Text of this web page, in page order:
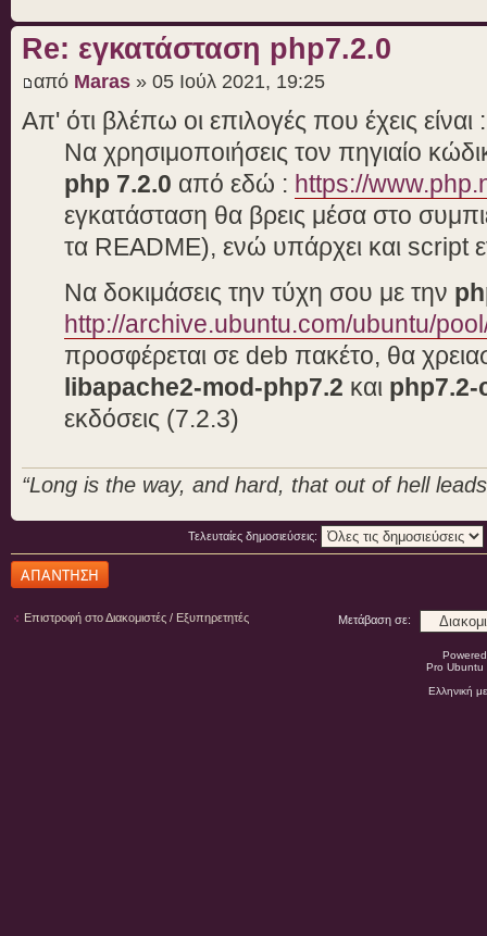
Re: εγκατάσταση php7.2.0
από Maras » 05 Ιούλ 2021, 19:25
Απ' ότι βλέπω οι επιλογές που έχεις είναι :
Να χρησιμοποιήσεις τον πηγιαίο
php 7.2.0 από εδώ : https://
εγκατάσταση θα βρεις μέσα στο
τα README), ενώ υπάρχει και script
Να δοκιμάσεις την τύχη σου με την
http://archive.ubuntu.com/ubuntu/
προσφέρεται σε deb πακέτο, θα
libapache2-mod-php7.2 και php7.2-
εκδόσεις (7.2.3)
“Long is the way, and hard, that out of hell
Τελευταίες δημοσιεύσεις:
Δημιουργία
απάντησης
Επιστροφή στο Διακομιστές / Εξυπηρετητές Μετάβαση σε:
Pro
Ελληνική